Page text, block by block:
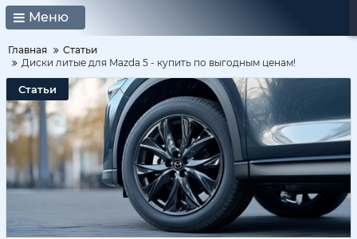
Меню
Главная
Статьи
Диски литые для Mazda 5 - купить по выгодным ценам!
Статьи